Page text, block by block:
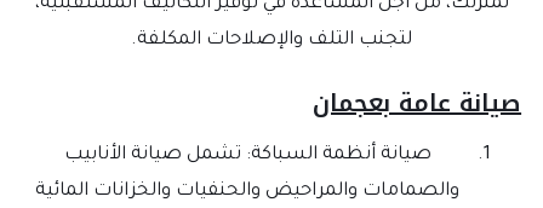
لتجنب التلف والإصلاحات المكلفة.
صيانة عامة بعجمان
صيانة أنظمة السباكة: تشمل صيانة الأنابيب
والصمامات والمراحيض والحنفيات والخزانات المائية